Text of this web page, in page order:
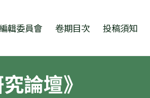
輯委員會 卷期目次 投稿須知
論壇》